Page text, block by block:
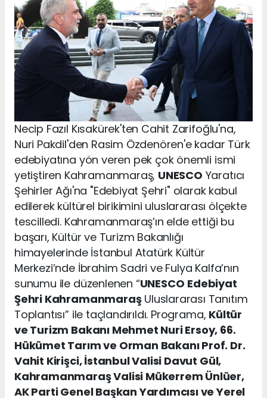
Necip Fazıl Kısakürek'ten Cahit Zarifoğlu'na,
Nuri Pakdil'den Rasim Özdenören'e kadar Türk
edebiyatına yön veren pek çok önemli ismi
yetiştiren Kahramanmaraş, UNESCO Yaratıcı
Şehirler Ağı'na "Edebiyat Şehri" olarak kabul
edilerek kültürel birikimini uluslararası ölçekte
tescilledi. Kahramanmaraş’ın elde ettiği bu
başarı, Kültür ve Turizm Bakanlığı
himayelerinde İstanbul Atatürk Kültür
Merkezi’nde İbrahim Sadri ve Fulya Kalfa’nın
sunumu ile düzenlenen “UNESCO Edebiyat
Şehri KahramanmaraşUluslararası Tanıtım
Toplantısı” ile taçlandırıldı. Programa, Kültür
ve Turizm Bakanı Mehmet Nuri Ersoy, 66.
Hükümet Tarım ve Orman Bakanı Prof. Dr.
Vahit Kirişci, İstanbul Valisi Davut Gül,
Kahramanmaraş Valisi Mükerrem Ünlüer,
AK Parti Genel Başkan Yardımcısı ve Yerel